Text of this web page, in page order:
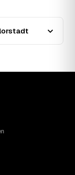
klare Richtung:
Höchststand
rund 2.039 €
es im Schnitt
von Größe
trotzdem.